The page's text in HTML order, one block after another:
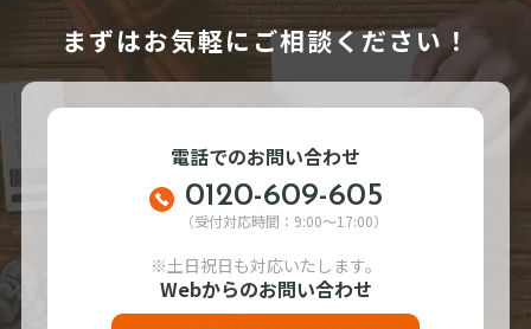
まずはお気軽にご相談ください！
電話でのお問い合わせ
0120-609-605
（受付対応時間：9:00～17:00）
※土日祝日も対応いたします。
Webからのお問い合わせ